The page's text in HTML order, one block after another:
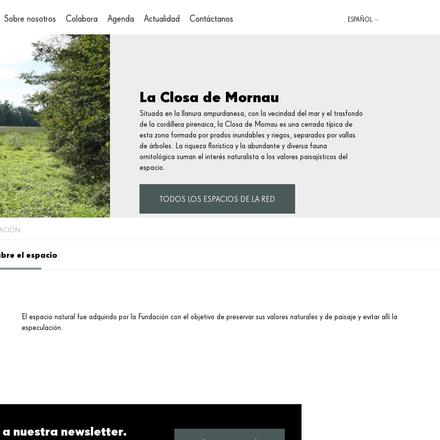
Sobre nosotros Colabora Agenda Actualidad Contáctanos ESPAÑOL
La Closa de Mornau
Situada en la llanura ampurdanesa, con la vecindad del mar y el trasfondo
de la cordillera pirenaica, la Closa de Mornau es una cerrada típica de
esta zona formada por prados inundables y riegos, separados por vallas
de árboles. La riqueza florística y la abundante y diversa fauna
ornitológica suman el interés naturalista a los valores paisajísticos del
espacio.
TODOS LOS ESPACIOS DE LA RED
el espacio
El espacio natural fue adquirido por la Fundación con el objetivo de preservar sus valores naturales y de paisaje y evitar allí la
especulación.
nuestra newsletter.